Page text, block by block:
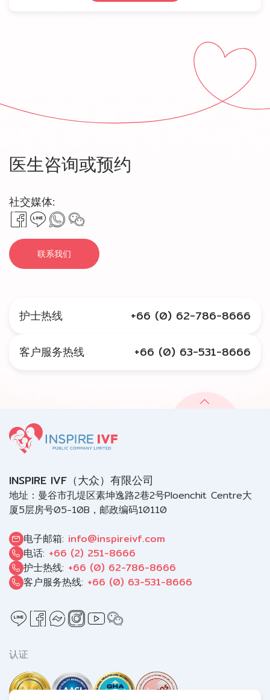
医生咨询或预约
社交媒体:
联系我们
护士热线 +66 (0) 62-786-8666
客户服务热线 +66 (0) 63-531-8666
INSPIRE IVF（大众）有限公司
地址：曼谷市孔堤区素坤逸路2巷2号Ploenchit Centre大
厦5层房号05-10B，邮政编码10110
电子邮箱: info@inspireivf.com
电话: +66 (2) 251-8666
护士热线: +66 (0) 62-786-8666
客户服务热线: +66 (0) 63-531-8666
认证